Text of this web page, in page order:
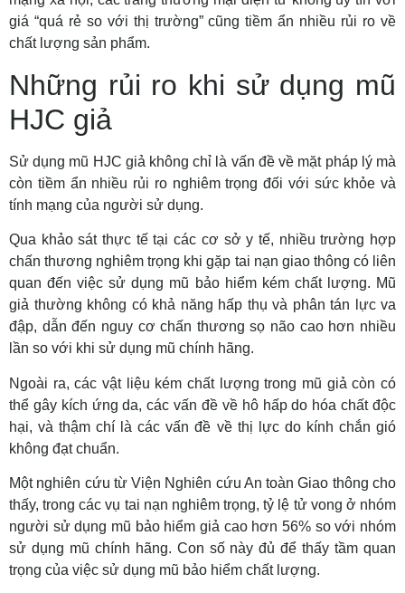
giá “quá rẻ so với thị trường” cũng tiềm ẩn nhiều rủi ro về
chất lượng sản phẩm.
Những rủi ro khi sử dụng mũ
HJC giả
Sử dụng mũ HJC giả không chỉ là vấn đề về mặt pháp lý mà
còn tiềm ẩn nhiều rủi ro nghiêm trọng đối với sức khỏe và
tính mạng của người sử dụng.
Qua khảo sát thực tế tại các cơ sở y tế, nhiều trường hợp
chấn thương nghiêm trọng khi gặp tai nạn giao thông có liên
quan đến việc sử dụng mũ bảo hiểm kém chất lượng. Mũ
giả thường không có khả năng hấp thụ và phân tán lực va
đập, dẫn đến nguy cơ chấn thương sọ não cao hơn nhiều
lần so với khi sử dụng mũ chính hãng.
Ngoài ra, các vật liệu kém chất lượng trong mũ giả còn có
thể gây kích ứng da, các vấn đề về hô hấp do hóa chất độc
hại, và thậm chí là các vấn đề về thị lực do kính chắn gió
không đạt chuẩn.
Một nghiên cứu từ Viện Nghiên cứu An toàn Giao thông cho
thấy, trong các vụ tai nạn nghiêm trọng, tỷ lệ tử vong ở nhóm
người sử dụng mũ bảo hiểm giả cao hơn 56% so với nhóm
sử dụng mũ chính hãng. Con số này đủ để thấy tầm quan
trọng của việc sử dụng mũ bảo hiểm chất lượng.